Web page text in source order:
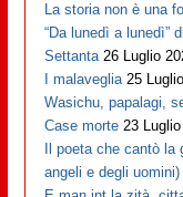
La storia non è una
“Da lunedì a lunedì”
Settanta 26 Luglio
I malaveglia 25
Wasichu, papalagi,
Case morte 23
Il poeta che cantò
angeli e degli uomini)